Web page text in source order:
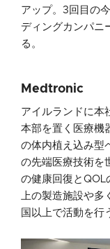
アップ。3回目の
ディングカンパニ
る。
Medtronic
アイルランドに本
本部を置く医療機
の体内植え込み型
の先端医療技術を
の健康回復とQOL
上の製造施設や多
国以上で活動を行